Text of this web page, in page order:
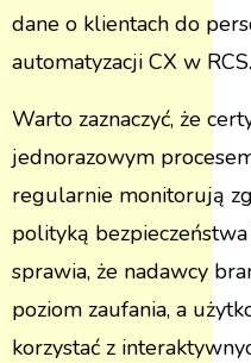
dane o klientach do
automatyzacji CX w RCS.
Warto zaznaczyć, że
jednorazowym
regularnie monitorują
polityką
sprawia, że nadawcy
poziom zaufania, a
korzystać z